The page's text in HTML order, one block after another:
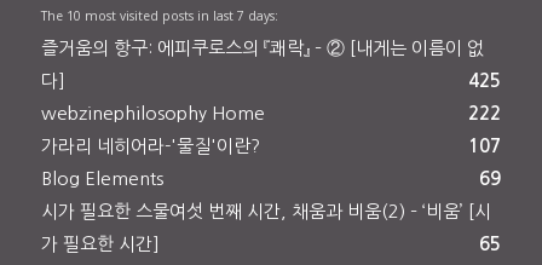
The 10 most visited posts in last 7 days:
즐거움의 항구: 에피쿠로스의 『쾌락』 – ② [내게는 이름이 없
다]
425
webzinephilosophy Home
222
가라리 네히어라-'물질'이란?
107
Blog Elements
69
시가 필요한 스물여섯 번째 시간, 채움과 비움(2) – ‘비움’ [시
가 필요한 시간]
65